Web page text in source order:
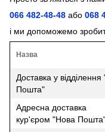
066 482-48-48 або 068
і ми допоможемо
Назва
Доставка у
Пошта"
Адресна доставка
кур'єром "Нова